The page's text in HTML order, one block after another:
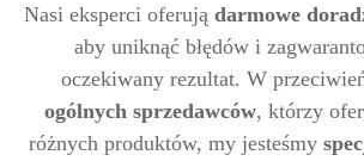
Nasi eksperci oferują darmowe
aby uniknąć błędów i
oczekiwany rezultat. W
ogólnych sprzedawców, którzy
różnych produktów, my jesteśmy